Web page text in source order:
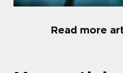
Read more